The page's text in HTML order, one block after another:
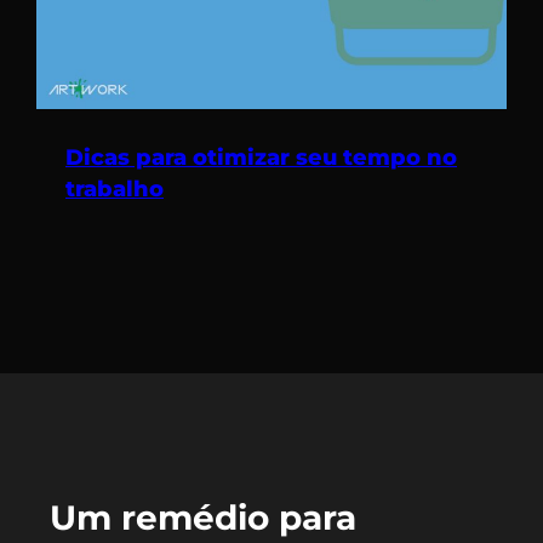
Dicas para otimizar seu tempo no
trabalho
Um remédio para